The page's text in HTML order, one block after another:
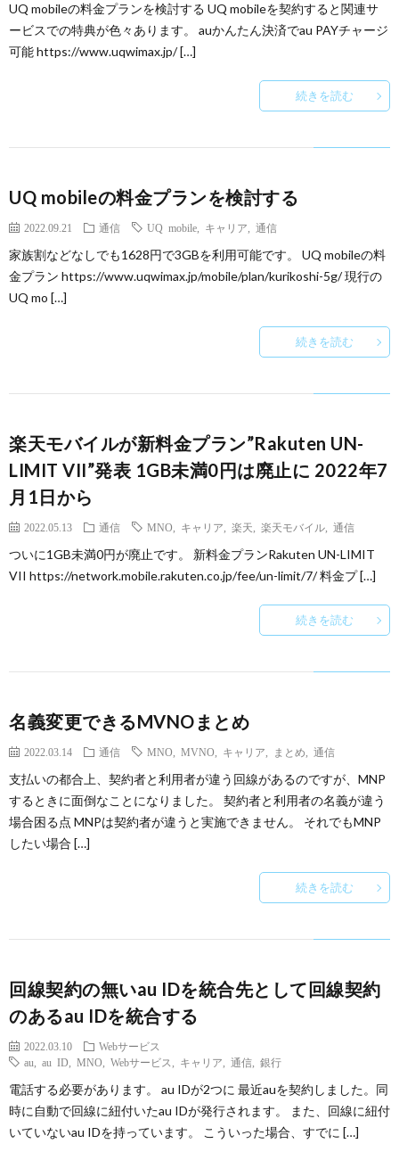
UQ mobileの料金プランを検討する UQ mobileを契約すると関連サ
ービスでの特典が色々あります。 auかんたん決済でau PAYチャージ
可能 https://www.uqwimax.jp/ […]
続きを読む
UQ mobileの料金プランを検討する
2022.09.21 通信 UQ mobile キャリア 通信
家族割などなしでも1628円で3GBを利用可能です。 UQ mobileの料
金プラン https://www.uqwimax.jp/mobile/plan/kurikoshi-5g/ 現行の
UQ mo […]
続きを読む
楽天モバイルが新料金プラン”Rakuten UN-
LIMIT VII”発表 1GB未満0円は廃止に 2022年7
月1日から
2022.05.13 通信 MNO キャリア 楽天 楽天モバイル 通信
ついに1GB未満0円が廃止です。 新料金プランRakuten UN-LIMIT
VII https://network.mobile.rakuten.co.jp/fee/un-limit/7/ 料金プ […]
続きを読む
名義変更できるMVNOまとめ
2022.03.14 通信 MNO MVNO キャリア まとめ 通信
支払いの都合上、契約者と利用者が違う回線があるのですが、MNP
するときに面倒なことになりました。 契約者と利用者の名義が違う
場合困る点 MNPは契約者が違うと実施できません。 それでもMNP
したい場合 […]
続きを読む
回線契約の無いau IDを統合先として回線契約
のあるau IDを統合する
2022.03.10
Webサービス
au
au ID MNO Webサービス キャリア 通信 銀行
電話する必要があります。 au IDが2つに 最近auを契約しました。同
時に自動で回線に紐付いたau IDが発行されます。 また、回線に紐付
いていないau IDを持っています。 こういった場合、すでに […]